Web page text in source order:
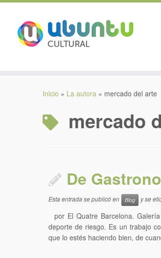
Inicio » La autora » mercado del arte
mercado
De
Esta entrada se publicó en Blog y se
por El Quatre Barcelona.
deporte de riesgo. Es un trabajo
que lo estés haciendo bien, de